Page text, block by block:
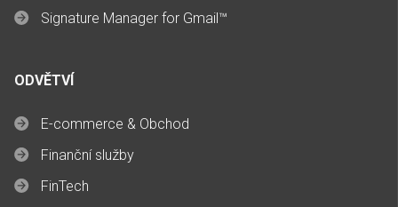
Signature Manager for Gmail™
ODVĚTVÍ
E-commerce & Obchod
Finanční služby
FinTech